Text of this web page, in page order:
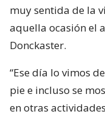
muy sentida de la
aquella ocasión el
Donckaster.
“Ese día lo vimos
pie e incluso se
en otras